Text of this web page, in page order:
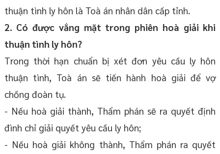
thuận tình ly hôn là Toà án nhân dân cấp tỉnh.
2. Có được vắng mặt trong phiên hoà giải khi
thuận tình ly hôn?
Trong thời hạn chuẩn bị xét đơn yêu cầu ly hôn
thuận tình, Toà án sẽ tiến hành hoà giải để vợ
chồng đoàn tụ.
- Nếu hoà giải thành, Thẩm phán sẽ ra quyết định
đình chỉ giải quyết yêu cầu ly hôn;
- Nếu hoà giải không thành, Thẩm phán ra quyết